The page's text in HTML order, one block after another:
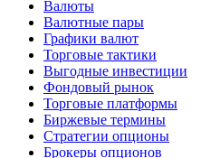
Валюты
Валютные пары
Графики валют
Торговые тактики
Выгодные инвестиции
Фондовый рынок
Торговые платформы
Биржевые термины
Стратегии опционы
Брокеры опционов